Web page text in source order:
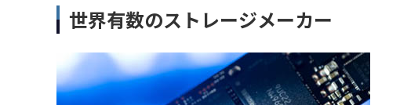
世界有数のストレージメーカー